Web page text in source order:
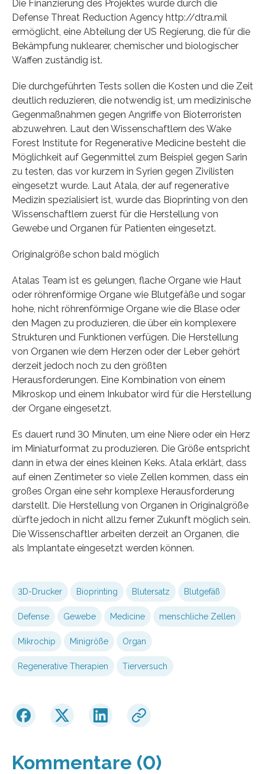
Die Finanzierung des Projektes wurde durch die
Defense Threat Reduction Agency http://dtra.mil
ermöglicht, eine Abteilung der US Regierung, die für die
Bekämpfung nuklearer, chemischer und biologischer
Waffen zuständig ist.
Die durchgeführten Tests sollen die Kosten und die Zeit
deutlich reduzieren, die notwendig ist, um medizinische
Gegenmaßnahmen gegen Angriffe von Bioterroristen
abzuwehren. Laut den Wissenschaftlern des Wake
Forest Institute for Regenerative Medicine besteht die
Möglichkeit auf Gegenmittel zum Beispiel gegen Sarin
zu testen, das vor kurzem in Syrien gegen Zivilisten
eingesetzt wurde. Laut Atala, der auf regenerative
Medizin spezialisiert ist, wurde das Bioprinting von den
Wissenschaftlern zuerst für die Herstellung von
Gewebe und Organen für Patienten eingesetzt.
Originalgröße schon bald möglich
Atalas Team ist es gelungen, flache Organe wie Haut
oder röhrenförmige Organe wie Blutgefäße und sogar
hohe, nicht röhrenförmige Organe wie die Blase oder
den Magen zu produzieren, die über ein komplexere
Strukturen und Funktionen verfügen. Die Herstellung
von Organen wie dem Herzen oder der Leber gehört
derzeit jedoch noch zu den größten
Herausforderungen. Eine Kombination von einem
Mikroskop und einem Inkubator wird für die Herstellung
der Organe eingesetzt.
Es dauert rund 30 Minuten, um eine Niere oder ein Herz
im Miniaturformat zu produzieren. Die Größe entspricht
dann in etwa der eines kleinen Keks. Atala erklärt, dass
auf einen Zentimeter so viele Zellen kommen, dass ein
großes Organ eine sehr komplexe Herausforderung
darstellt. Die Herstellung von Organen in Originalgröße
dürfte jedoch in nicht allzu ferner Zukunft möglich sein.
Die Wissenschaftler arbeiten derzeit an Organen, die
als Implantate eingesetzt werden können.
3D-Drucker Bioprinting Blutersatz Blutgefäß
Defense Gewebe Medicine menschliche Zellen
Mikrochip Minigröße Organ
Regenerative Therapien Tierversuch
Kommentare (0)